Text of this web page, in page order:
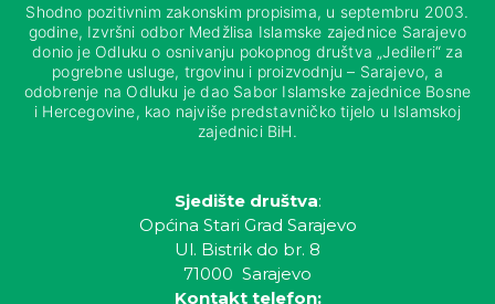
Shodno pozitivnim zakonskim propisima, u septembru 2003.
godine, Izvršni odbor Medžlisa Islamske zajednice Sarajevo
donio je Odluku o osnivanju pokopnog društva „Jedileri“ za
pogrebne usluge, trgovinu i proizvodnju – Sarajevo, a
odobrenje na Odluku je dao Sabor Islamske zajednice Bosne
i Hercegovine, kao najviše predstavničko tijelo u Islamskoj
zajednici BiH.
Sjedište društva:
Općina Stari Grad Sarajevo
Ul. Bistrik do br. 8
71000 Sarajevo
Kontakt telefon: